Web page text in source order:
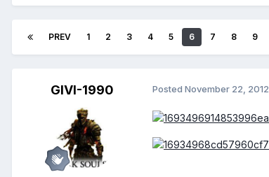
PREV 1 2 3 4 5 6 7 8 9
GIVI-1990 Posted November 22, 2012